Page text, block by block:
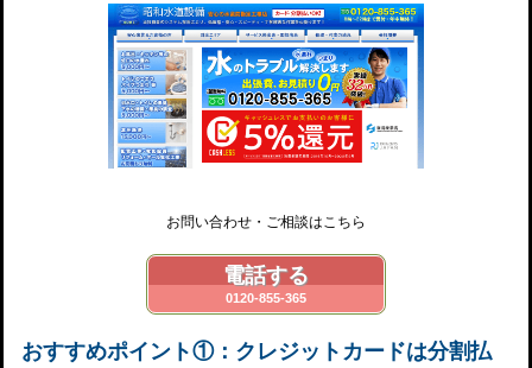
お問い合わせ・ご相談はこちら
電話する
0120-855-365
おすすめポイント①：クレジットカードは分割払